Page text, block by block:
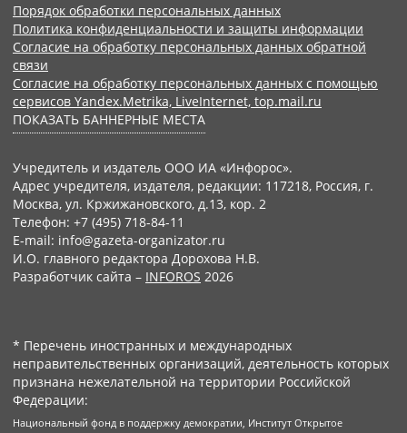
Порядок обработки персональных данных
Политика конфиденциальности и защиты информации
Согласие на обработку персональных данных обратной
связи
Согласие на обработку персональных данных с помощью
сервисов Yandex.Metrika, LiveInternet, top.mail.ru
ПОКАЗАТЬ БАННЕРНЫЕ МЕСТА
Учредитель и издатель ООО ИА «Инфорос».
Адрес учредителя, издателя, редакции: 117218, Россия, г.
Москва, ул. Кржижановского, д.13, кор. 2
Телефон: +7 (495) 718-84-11
E-mail: info@gazeta-organizator.ru
И.О. главного редактора Дорохова Н.В.
Разработчик сайта – INFOROS 2026
* Перечень иностранных и международных
неправительственных организаций, деятельность которых
признана нежелательной на территории Российской
Федерации:
Национальный фонд в поддержку демократии, Институт Открытое